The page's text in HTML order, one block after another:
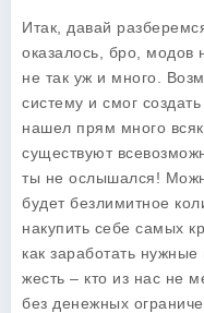
Итак, давай
оказалось, бро, модов
не так уж и много.
систему и смог
нашел прям много
существуют
ты не ослышался!
будет безлимитное
накупить себе самых
как заработать
жесть – кто из нас не
без денежных